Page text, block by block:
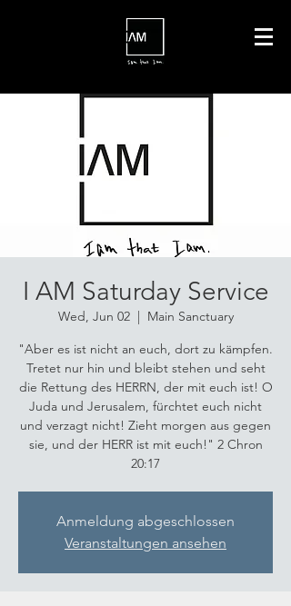
I AM Saturday Service
Wed, Jun 02
  |
Main Sanctuary
"Aber es ist nicht an euch, dort zu kämpfen.
Tretet nur hin und bleibt stehen und seht
die Rettung des HERRN, der mit euch ist! O
Juda und Jerusalem, fürchtet euch nicht
und verzagt nicht! Zieht morgen aus gegen
sie, und der HERR ist mit euch!" 2 Chron
20:17
Anmeldung abgeschlossen
Veranstaltungen ansehen